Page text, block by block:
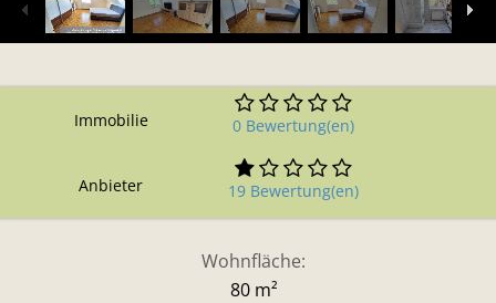
Immobilie 0 Bewertung(en)
Anbieter 19 Bewertung(en)
Wohnfläche:
80 m²